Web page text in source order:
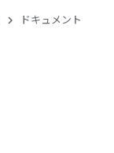
ドキュメント